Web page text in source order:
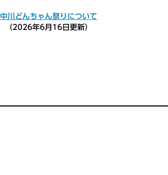
中川どんちゃん祭りについて
2026年6月16日更新